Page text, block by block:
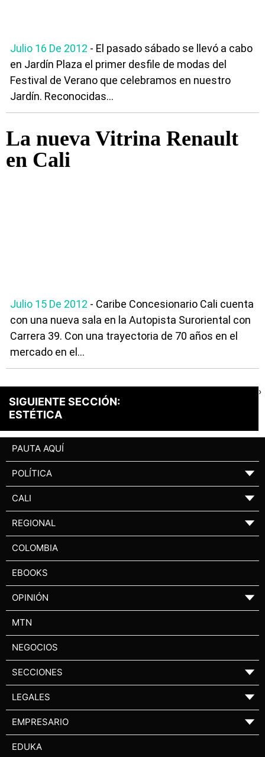
Julio 16 De 2012 - El pasado sábado se llevó a cabo
en Jardín Plaza el primer desfile de modas del
Festival de Verano que celebramos en nuestro
Jardín. Reconocidas...
La nueva Vitrina Renault
en Cali
Julio 15 De 2012 - Caribe Concesionario Cali cuenta
con una nueva sala en la Autopista Suroriental con
Carrera 39. Con una trayectoria de 70 años en el
mercado en el...
SIGUIENTE SECCIÓN:
ESTÉTICA
›
PAUTA AQUÍ
POLÍTICA ▼
CALI ▼
REGIONAL ▼
COLOMBIA
EBOOKS
OPINIÓN ▼
MTN
NEGOCIOS
SECCIONES ▼
LEGALES ▼
EMPRESARIO ▼
EDUKA